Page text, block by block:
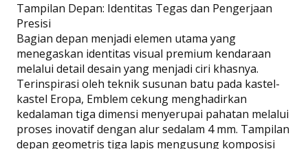
Tampilan Depan: Identitas Tegas dan Pengerjaan
Presisi
Bagian depan menjadi elemen utama yang
menegaskan identitas visual premium kendaraan
melalui detail desain yang menjadi ciri khasnya.
Terinspirasi oleh teknik susunan batu pada kastel-
kastel Eropa, Emblem cekung menghadirkan
kedalaman tiga dimensi menyerupai pahatan melalui
proses inovatif dengan alur sedalam 4 mm. Tampilan
depan geometris tiga lapis mengusung komposisi